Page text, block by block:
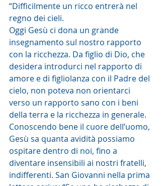
“Difficilmente un ricco entrerà nel
regno dei cieli.
Oggi Gesù ci dona un grande
insegnamento sul nostro rapporto
con la ricchezza. Da figlio di Dio, che
desidera introdurci nel rapporto di
amore e di figliolanza con il Padre del
cielo, non poteva non orientarci
verso un rapporto sano con i beni
della terra e la ricchezza in generale.
Conoscendo bene il cuore dell’uomo,
Gesù sa quanta avidità possiamo
ospitare dentro di noi, fino a
diventare insensibili ai nostri fratelli,
indifferenti. San Giovanni nella prima